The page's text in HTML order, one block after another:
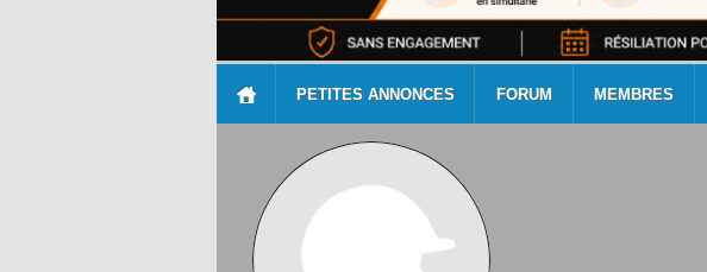
PETITES ANNONCES FORUM MEMBRES